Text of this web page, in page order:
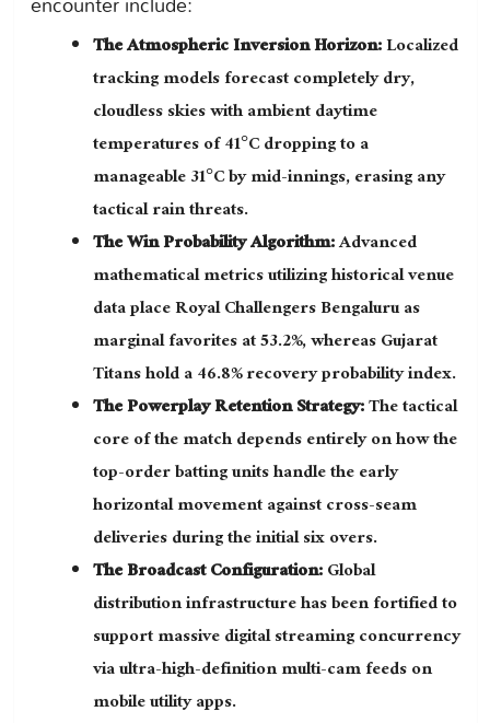
The Atmospheric Inversion Horizon:Localized
tracking models forecast completely dry,
cloudless skies with ambient daytime
temperatures of 41°C dropping to a
manageable 31°C by mid-innings, erasing any
tactical rain threats.
The Win Probability Algorithm:Advanced
mathematical metrics utilizing historical venue
data place Royal Challengers Bengaluru as
marginal favorites at 53.2%, whereas Gujarat
Titans hold a 46.8% recovery probability index.
The Powerplay Retention Strategy:The tactical
core of the match depends entirely on how the
top-order batting units handle the early
horizontal movement against cross-seam
deliveries during the initial six overs.
The Broadcast Configuration:Global
distribution infrastructure has been fortified to
support massive digital streaming concurrency
via ultra-high-definition multi-cam feeds on
mobile utility apps.